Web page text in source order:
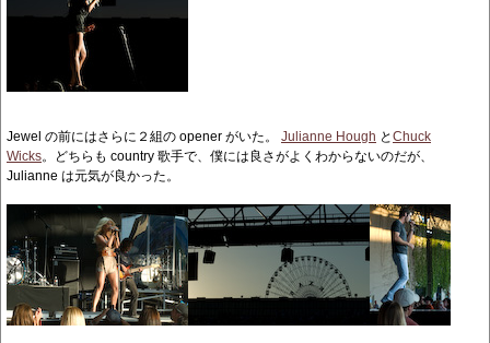
Jewel の前にはさらに２組の opener がいた。 Julianne Hough とChuck
Wicks。どちらも country 歌手で、僕には良さがよくわからないのだが、
Julianne は元気が良かった。